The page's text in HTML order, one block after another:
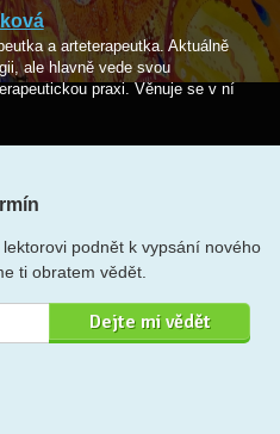
a arteterapeutka. Aktuálně
ale hlavně vede svou
praxi. Věnuje se v ní
podnět k vypsání nového
ti obratem vědět.